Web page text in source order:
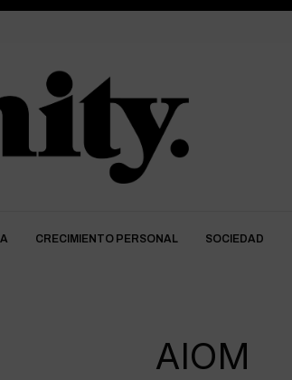
CRECIMIENTO PERSONAL SOCIEDAD
AIOM